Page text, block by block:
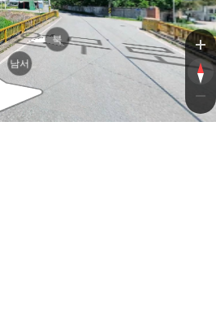
연무
북
남서